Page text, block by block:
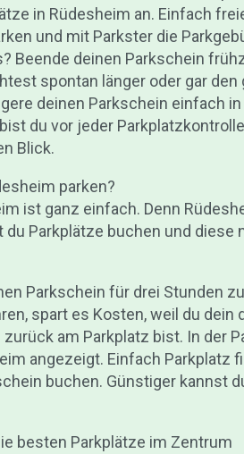
in Rüdesheim an. Einfach
und mit Parkster die
Beende deinen Parkschein
spontan länger oder gar den
deinen Parkschein einfach in
du vor jeder
Blick.
parken?
ist ganz einfach. Denn
du Parkplätze buchen und diese
Parkschein für drei Stunden
spart es Kosten, weil du dein
am Parkplatz bist. In der
angezeigt. Einfach Parkplatz
buchen. Günstiger kannst
besten Parkplätze im Zentrum